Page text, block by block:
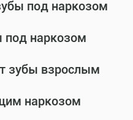
под наркозом
под наркозом
зубы взрослым
наркозом